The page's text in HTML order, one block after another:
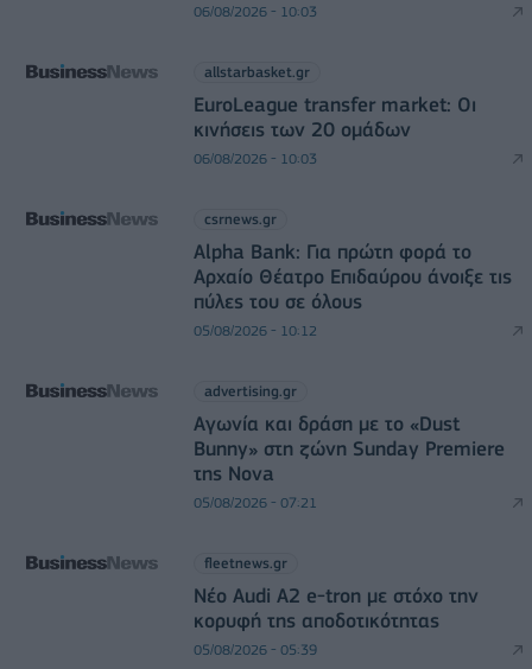
06/08/2026 - 10:03
allstarbasket.gr
EuroLeague transfer market: Οι
κινήσεις των 20 ομάδων
06/08/2026 - 10:03
csrnews.gr
Alpha Bank: Για πρώτη φορά το
Αρχαίο Θέατρο Επιδαύρου άνοιξε τις
πύλες του σε όλους
05/08/2026 - 10:12
advertising.gr
Αγωνία και δράση με το «Dust
Bunny» στη ζώνη Sunday Premiere
της Nova
05/08/2026 - 07:21
fleetnews.gr
Νέο Audi A2 e-tron με στόχο την
κορυφή της αποδοτικότητας
05/08/2026 - 05:39